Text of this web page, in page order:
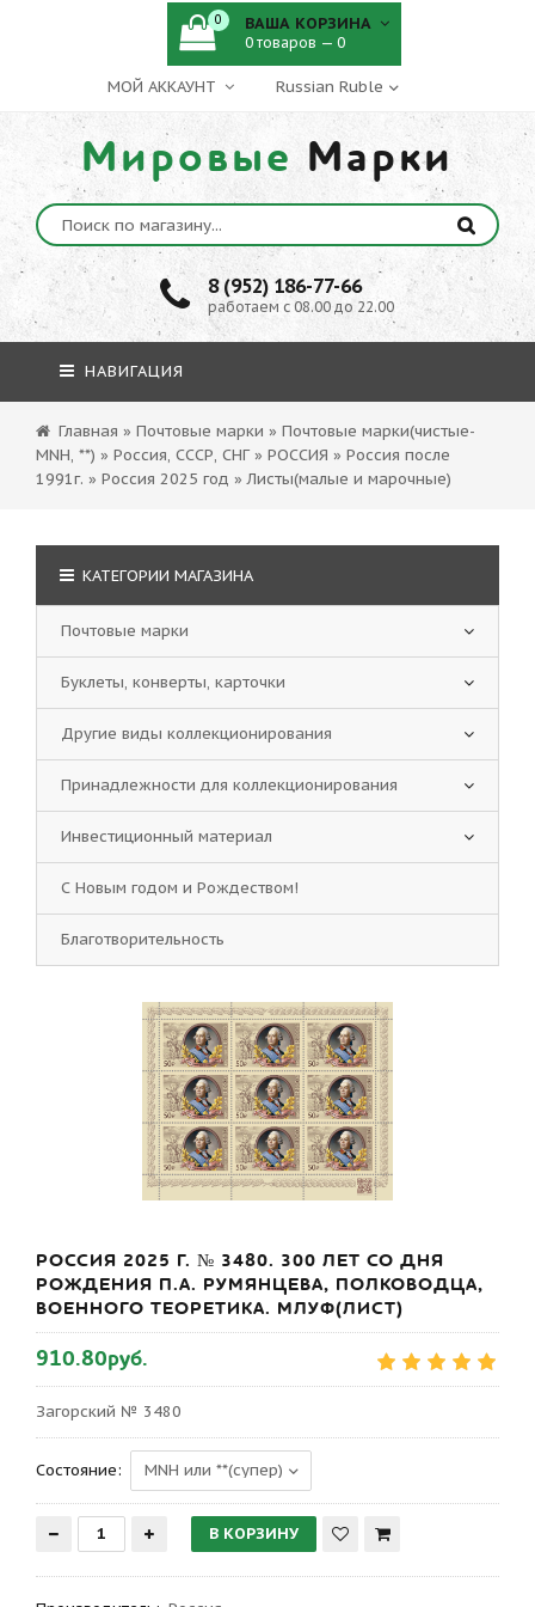
МОЙ АККАУНТ
Мировые Марки
8 (952) 186-77-66
работаем с 08.00 до 22.00
0 ВАША КОРЗИНА
0 товаров — 0
НАВИГАЦИЯ
Главная » Почтовые марки » Почтовые марки(чистые-
MNH, **) » Россия, СССР, СНГ » РОССИЯ » Россия после
1991г. » Россия 2025 год » Листы(малые и марочные)
РОССИЯ 2025 Г. № 3480. 300 ЛЕТ СО ДНЯ
РОЖДЕНИЯ П.А. РУМЯНЦЕВА, ПОЛКОВОДЦА,
ВОЕННОГО ТЕОРЕТИКА. МЛУФ(ЛИСТ)
910.80руб.
Загорский № 3480
Состояние:
КАТЕГОРИИ МАГАЗИНА
Почтовые марки
Буклеты, конверты, карточки
Другие виды коллекционирования
Принадлежности для коллекционирования
Инвестиционный материал
С Новым годом и Рождеством!
Благотворительность